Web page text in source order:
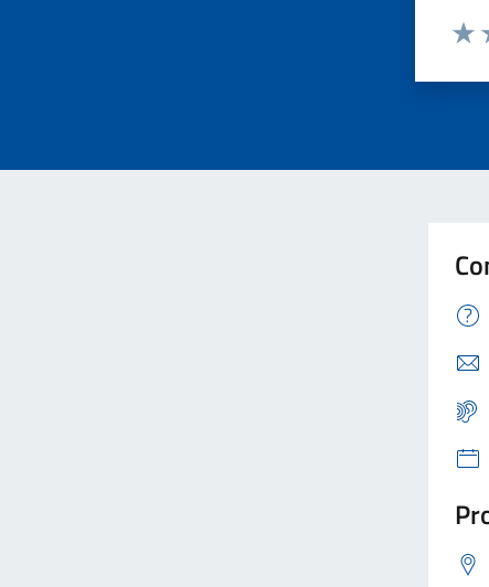
Formazione professionale